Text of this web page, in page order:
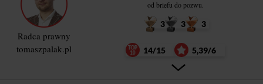
Radca prawny
tomaszpalak.pl
od briefu do pozwu.
3 3 3
14/15 5,39/6